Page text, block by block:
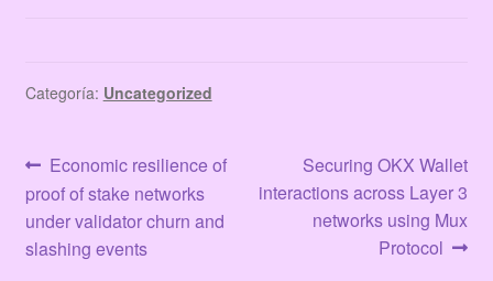
Categoría: Uncategorized
Navegación
de
entradas
Anterior:
Economic resilience of
proof of stake networks
under validator churn and
slashing events
Siguiente:
Securing OKX Wallet
interactions across Layer 3
networks using Mux
Protocol